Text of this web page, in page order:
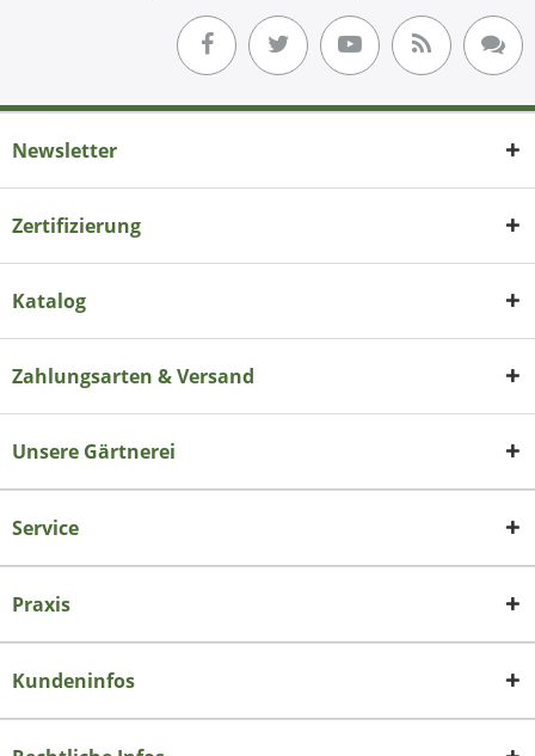
Newsletter
Zertifizierung
Katalog
Zahlungsarten & Versand
Unsere Gärtnerei
Service
Praxis
Kundeninfos